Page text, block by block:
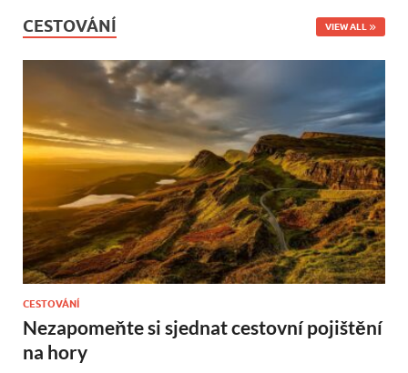
CESTOVÁNÍ VIEW ALL
CESTOVÁNÍ
Nezapomeňte si sjednat cestovní pojištění
na hory